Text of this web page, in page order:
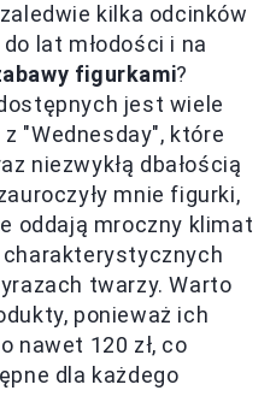
kilka odcinków
lat młodości i na
figurkami?
jest wiele
"Wednesday", które
niezwykłą dbałością
mnie figurki,
oddają mroczny klimat
twarzy. Warto
ponieważ ich
nawet 120 zł, co
dla każdego